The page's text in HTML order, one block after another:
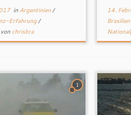
in Argentinien/
Erfahrung/
von chrisbra
14.
Brasilien
1